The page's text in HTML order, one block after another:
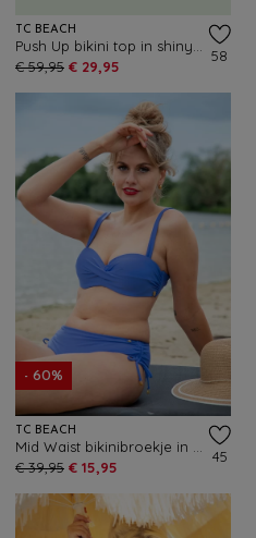
TC BEACH
€ 59,95 € 29,95
58
- 60%
TC BEACH
€ 39,95 € 15,95
45